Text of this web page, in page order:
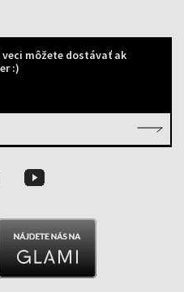
môžete dostávať ak
:)